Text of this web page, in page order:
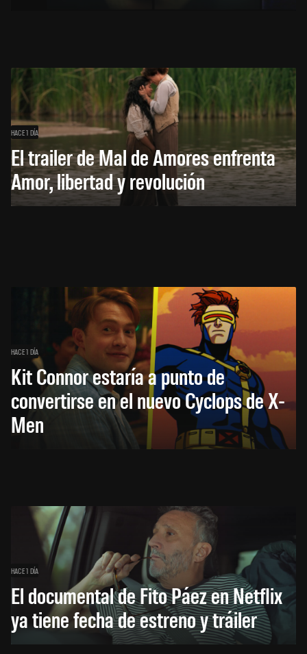
HACE 1 DÍA
El trailer de Mal de Amores enfrenta
Amor, libertad y revolución
HACE 1 DÍA
Kit Connor estaría a punto de
convertirse en el nuevo Cyclops de X-
Men
HACE 1 DÍA
El documental de Fito Páez en Netflix
ya tiene fecha de estreno y tráiler